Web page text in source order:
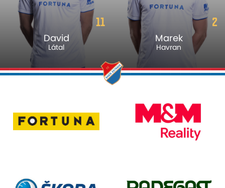
11
David
Látal
2
Marek
Havran